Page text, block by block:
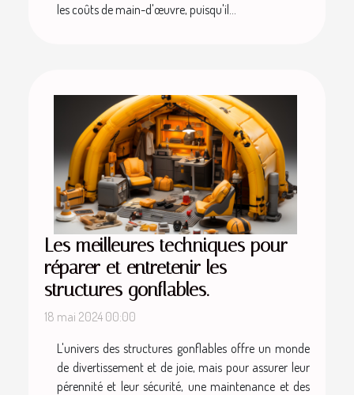
les coûts de main-d'œuvre, puisqu'il...
Les meilleures techniques pour
réparer et entretenir les
structures gonflables.
18 mai 2024 00:00
L'univers des structures gonflables offre un monde
de divertissement et de joie, mais pour assurer leur
pérennité et leur sécurité, une maintenance et des